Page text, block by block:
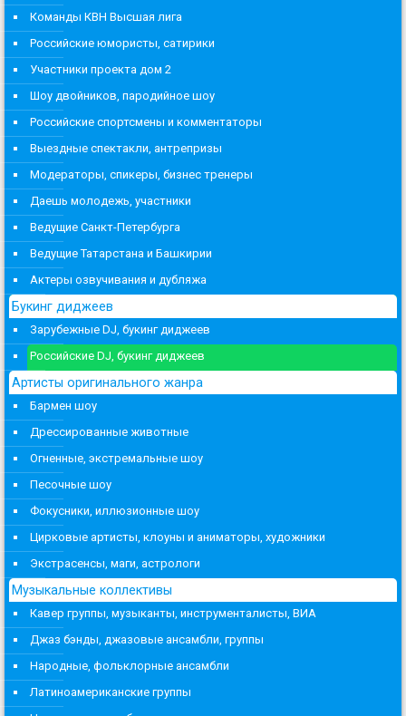
Команды КВН Высшая лига
Российские юмористы, сатирики
Участники проекта дом 2
Шоу двойников, пародийное шоу
Российские спортсмены и комментаторы
Выездные спектакли, антрепризы
Модераторы, спикеры, бизнес тренеры
Даешь молодежь, участники
Ведущие Санкт-Петербурга
Ведущие Татарстана и Башкирии
Актеры озвучивания и дубляжа
Букинг диджеев
Зарубежные DJ, букинг диджеев
Российские DJ, букинг диджеев
Артисты оригинального жанра
Бармен шоу
Дрессированные животные
Огненные, экстремальные шоу
Песочные шоу
Фокусники, иллюзионные шоу
Цирковые артисты, клоуны и аниматоры, художники
Экстрасенсы, маги, астрологи
Музыкальные коллективы
Кавер группы, музыканты, инструменталисты, ВИА
Джаз бэнды, джазовые ансамбли, группы
Народные, фольклорные ансамбли
Латиноамериканские группы